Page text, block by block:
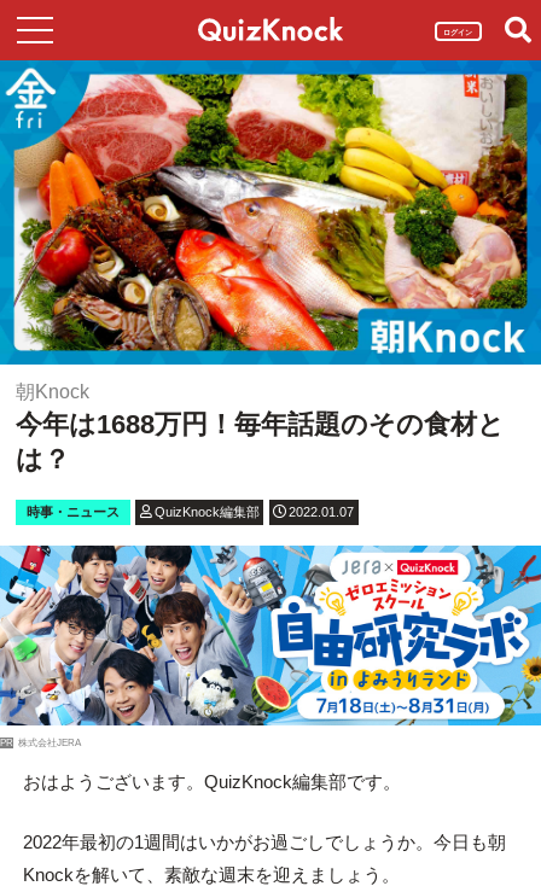
ログイン
朝Knock
今年は1688万円！毎年話題のその食材と
は？
時事・ニュース QuizKnock編集部 2022.01.07
PR 株式会社JERA
おはようございます。QuizKnock編集部です。
2022年最初の1週間はいかがお過ごしでしょうか。今日も朝
Knockを解いて、素敵な週末を迎えましょう。